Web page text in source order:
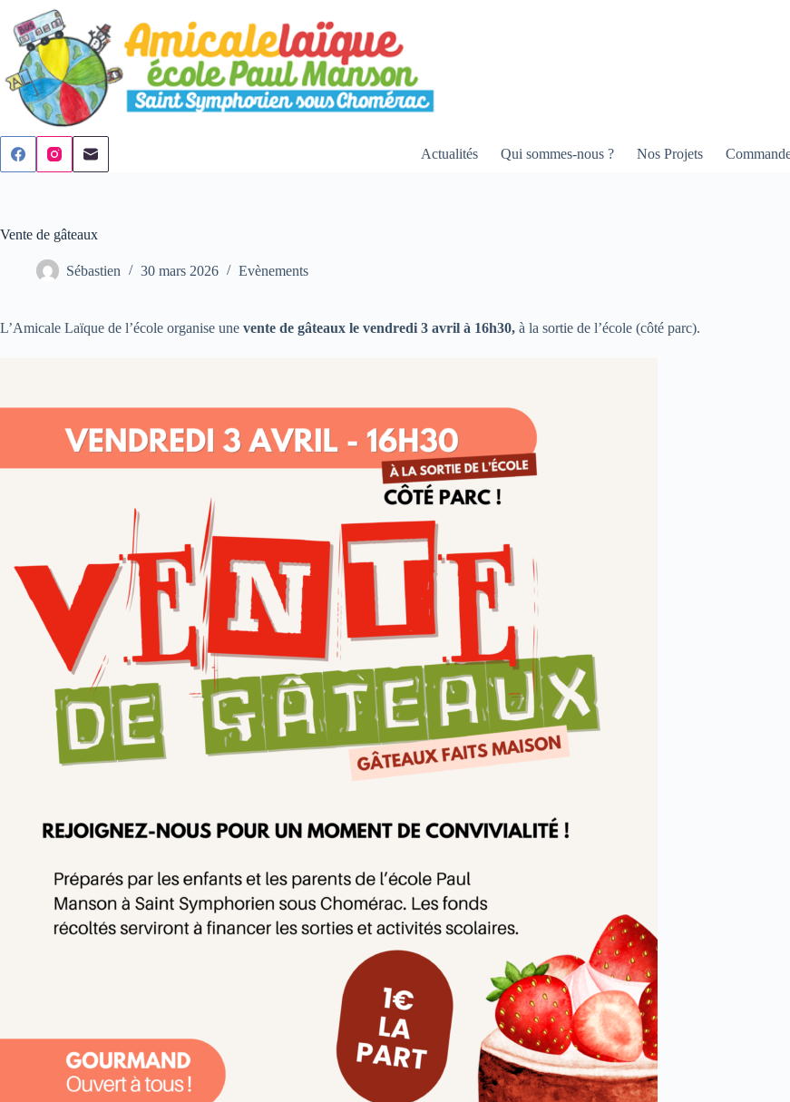
contenu
Actualités Qui sommes-nous ? Nos Projets
Vente de gâteaux
Sébastien 30 mars 2026 Evènements
L’Amicale Laïque de l’école organise une vente de gâteaux le vendredi 3 avril à 16h30, à la sortie de l’école (côté parc).